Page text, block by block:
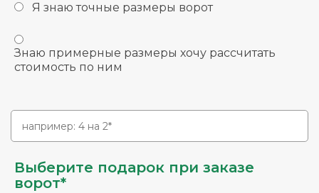
Я знаю точные размеры ворот
Знаю примерные размеры хочу рассчитать
стоимость по ним
Выберите подарок при заказе
ворот*